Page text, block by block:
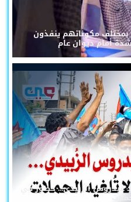
بمختلف مكوناتهم ينفذون
أمام ديوان عام
عيدروس الزُبيدي... حضورٌ في